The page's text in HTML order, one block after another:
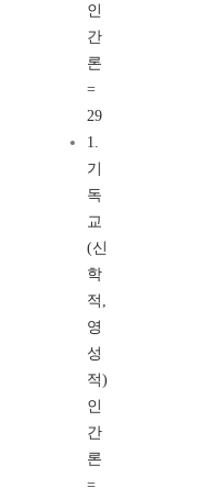
인
간
론
=
29
1.
기
독
교
(신
학
적,
영
성
적)
인
간
론
=